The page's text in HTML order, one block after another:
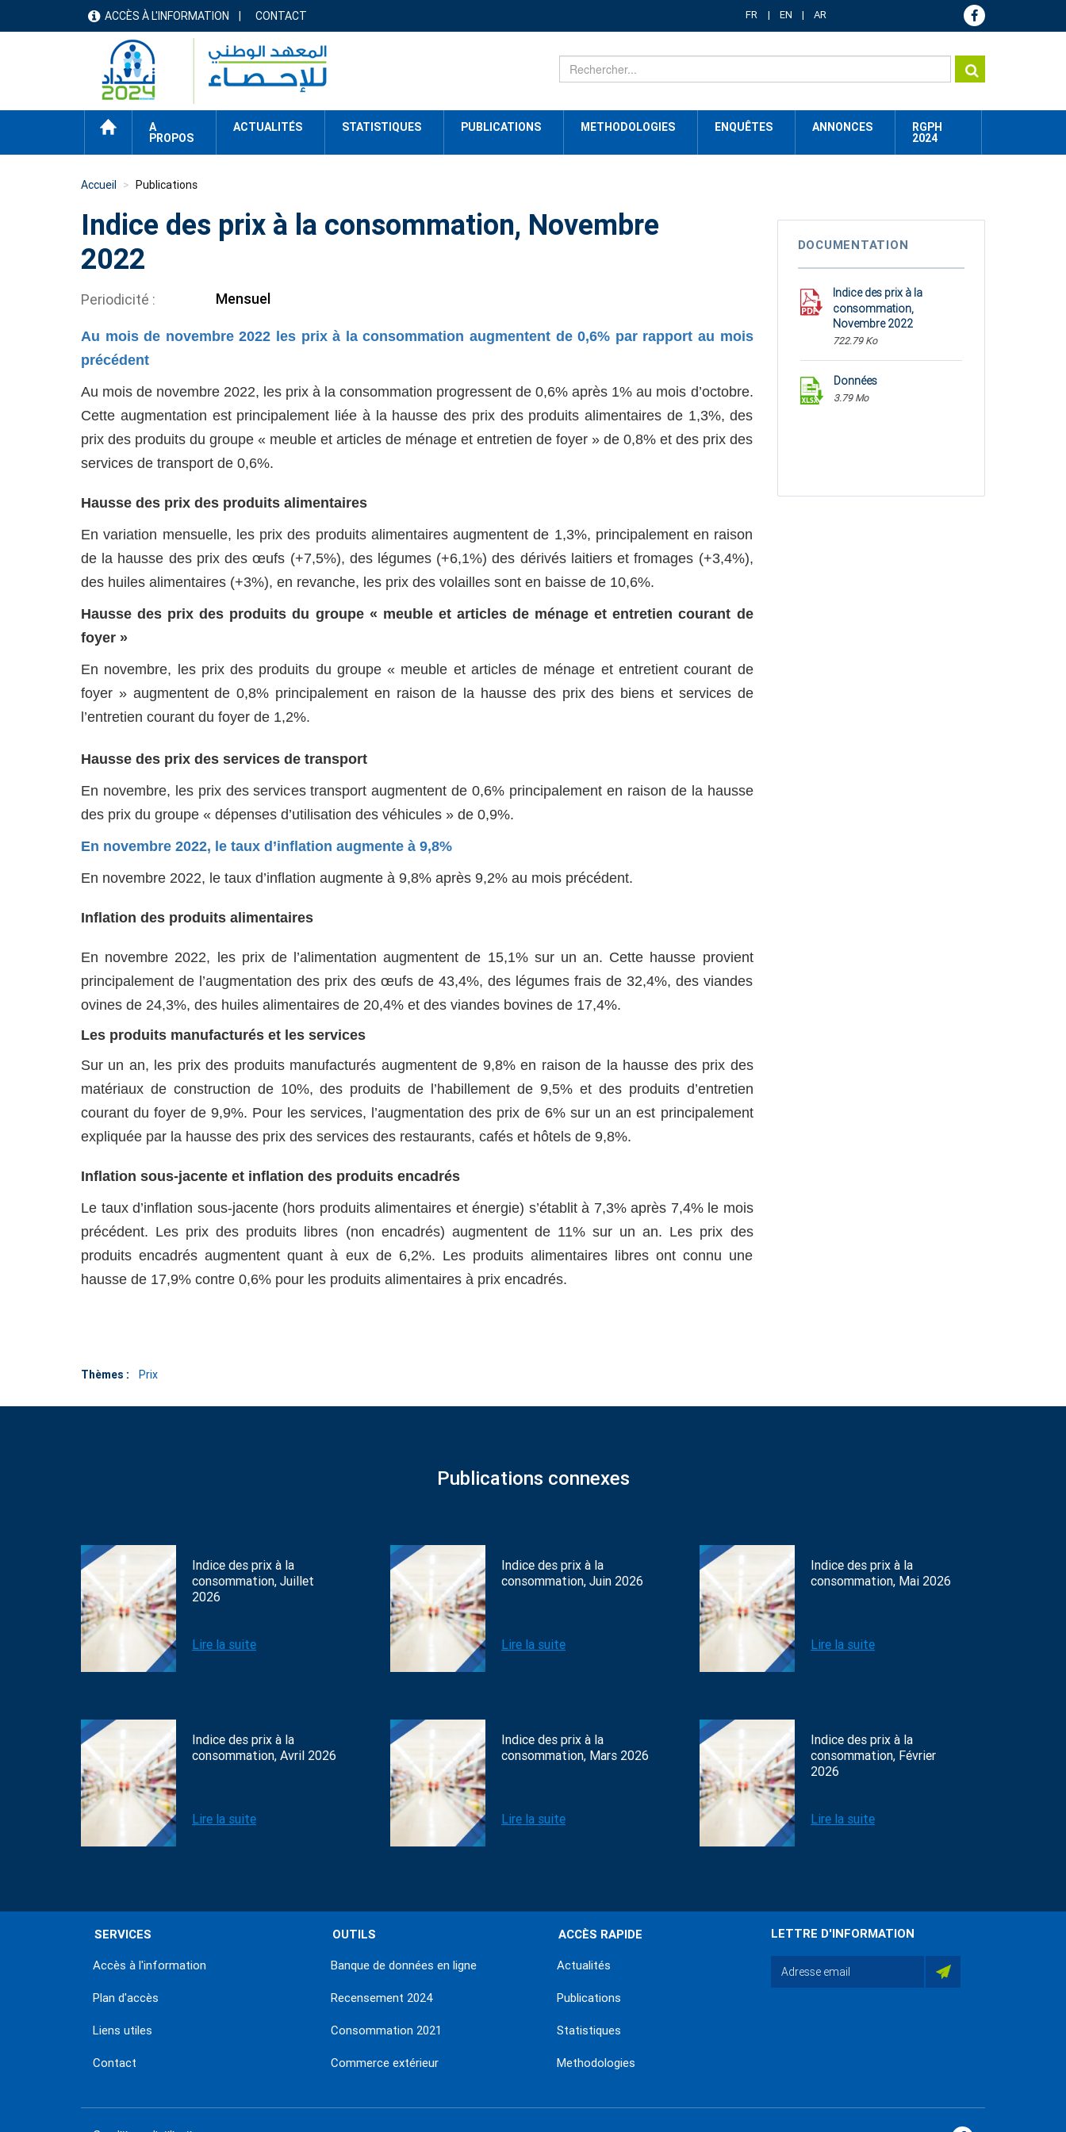
menu
header
ACCÈS À L'INFORMATION CONTACT FR EN AR
ACCUEIL
A
PROPOS
ACTUALITÉS STATISTIQUES PUBLICATIONS METHODOLOGIES ENQUÊTES ANNONCES
RGPH
2024
Accueil Publications
Indice des prix à la consommation, Novembre
2022
Periodicité Mensuel
Au mois de novembre 2022 les prix à la consommation augmentent de 0,6% par rapport au mois
précédent
Au mois de novembre 2022, les prix à la consommation progressent de 0,6% après 1% au mois d’octobre.
Cette augmentation est principalement liée à la hausse des prix des produits alimentaires de 1,3%, des
prix des produits du groupe « meuble et articles de ménage et entretien de foyer » de 0,8% et des prix des
services de transport de 0,6%.
Hausse des prix des produits alimentaires
En variation mensuelle, les prix des produits alimentaires augmentent de 1,3%, principalement en raison
de la hausse des prix des œufs (+7,5%), des légumes (+6,1%) des dérivés laitiers et fromages (+3,4%),
des huiles alimentaires (+3%), en revanche, les prix des volailles sont en baisse de 10,6%.
Hausse des prix des produits du groupe « meuble et articles de ménage et entretien courant de
foyer »
En novembre, les prix des produits du groupe « meuble et articles de ménage et entretient courant de
foyer » augmentent de 0,8% principalement en raison de la hausse des prix des biens et services de
l’entretien courant du foyer de 1,2%.
Hausse des prix des services de transport
En novembre, les prix des services transport augmentent de 0,6% principalement en raison de la hausse
des prix du groupe « dépenses d’utilisation des véhicules » de 0,9%.
En novembre 2022, le taux d’inflation augmente à 9,8%
En novembre 2022, le taux d’inflation augmente à 9,8% après 9,2% au mois précédent.
Inflation des produits alimentaires
En novembre 2022, les prix de l’alimentation augmentent de 15,1% sur un an. Cette hausse provient
principalement de l’augmentation des prix des œufs de 43,4%, des légumes frais de 32,4%, des viandes
ovines de 24,3%, des huiles alimentaires de 20,4% et des viandes bovines de 17,4%.
Les produits manufacturés et les services
Sur un an, les prix des produits manufacturés augmentent de 9,8% en raison de la hausse des prix des
matériaux de construction de 10%, des produits de l’habillement de 9,5% et des produits d’entretien
courant du foyer de 9,9%. Pour les services, l’augmentation des prix de 6% sur un an est principalement
expliquée par la hausse des prix des services des restaurants, cafés et hôtels de 9,8%.
Inflation sous-jacente et inflation des produits encadrés
Le taux d’inflation sous-jacente (hors produits alimentaires et énergie) s’établit à 7,3% après 7,4% le mois
précédent. Les prix des produits libres (non encadrés) augmentent de 11% sur un an. Les prix des
produits encadrés augmentent quant à eux de 6,2%. Les produits alimentaires libres ont connu une
hausse de 17,9% contre 0,6% pour les produits alimentaires à prix encadrés.
Thèmes : Prix
DOCUMENTATION
Indice des prix à la
consommation,
Novembre 2022
722.79 Ko
Données
3.79 Mo
Publications connexes
Indice des prix à la
consommation, Juillet
2026
Lire la suite
Indice des prix à la
consommation, Juin 2026
Lire la suite
Indice des prix à la
consommation, Mai 2026
Lire la suite
Indice des prix à la
consommation, Avril 2026
Lire la suite
Indice des prix à la
consommation, Mars 2026
Lire la suite
Indice des prix à la
consommation, Février
2026
Lire la suite
SERVICES
Accès à l'information
Plan d'accès
Liens utiles
Contact
OUTILS
Banque de données en ligne
Recensement 2024
Consommation 2021
Commerce extérieur
ACCÈS RAPIDE
Actualités
Publications
Statistiques
Methodologies
LETTRE D'INFORMATION